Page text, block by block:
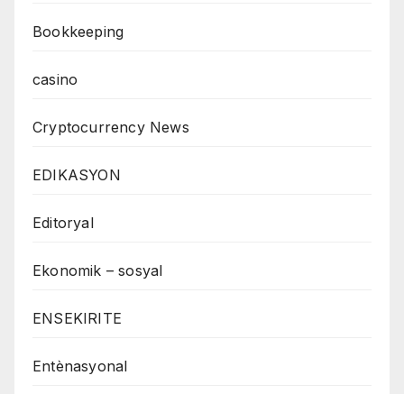
Bookkeeping
casino
Cryptocurrency News
EDIKASYON
Editoryal
Ekonomik – sosyal
ENSEKIRITE
Entènasyonal